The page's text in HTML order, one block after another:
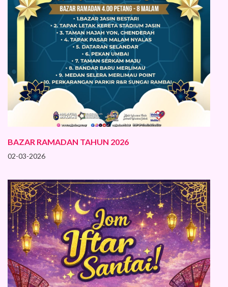
BAZAR RAMADAN TAHUN 2026
02-03-2026